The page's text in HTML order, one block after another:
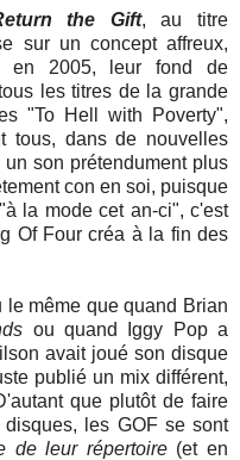
the Gift, au titre
sur un concept affreux,
en 2005, leur fond de
les titres de la grande
"To Hell with Poverty",
tous, dans de nouvelles
son prétendument plus
con en soi, puisque
la mode cet an-ci", c'est
Of Four créa à la fin des
même que quand Brian
ou quand Iggy Pop a
avait joué son disque
publié un mix différent,
que plutôt de faire
les GOF se sont
de leur répertoire (et en